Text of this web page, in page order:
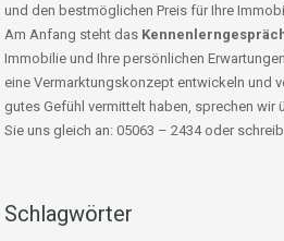
und den bestmöglichen Preis für Ihre
Am Anfang steht das
Immobilie und Ihre persönlichen
eine Vermarktungskonzept entwickeln und
gutes Gefühl vermittelt haben, sprechen wir
Sie uns gleich an: 05063 – 2434 oder
Schlagwörter